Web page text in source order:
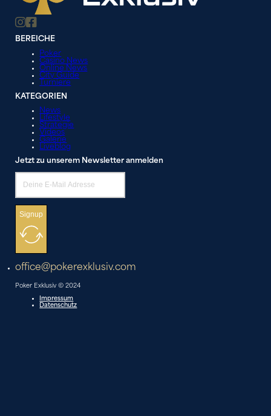
BEREICHE
Poker
Casino News
Online News
City Guide
Turniere
KATEGORIEN
News
Lifestyle
Strategie
Videos
Galerie
Liveblog
Jetzt zu unserem Newsletter anmelden
Signup
office@pokerexklusiv.com
Poker Exklusiv © 2024
Impressum
Datenschutz